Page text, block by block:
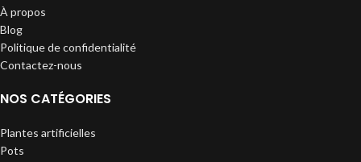
À propos
Blog
Politique de confidentialité
Contactez-nous
NOS CATÉGORIES
Plantes artificielles
Pots